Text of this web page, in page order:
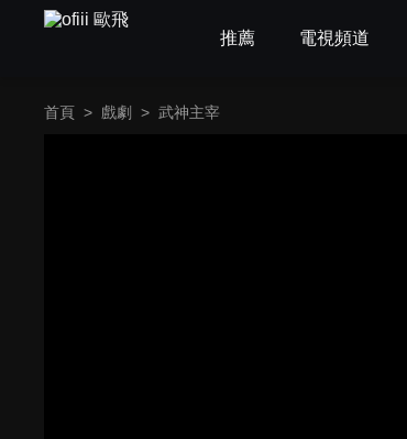
推薦 電視頻道
首頁 > 戲劇 > 武神主宰